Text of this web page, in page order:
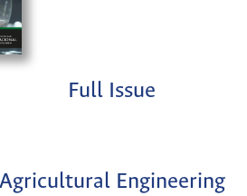
Full Issue
Agricultural Engineering